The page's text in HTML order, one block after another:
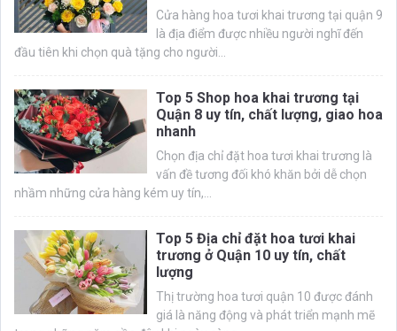
Cửa hàng hoa tươi khai trương tại quận 9
là địa điểm được nhiều người nghĩ đến
đầu tiên khi chọn quà tặng cho người...
Top 5 Shop hoa khai trương tại
Quận 8 uy tín, chất lượng, giao hoa
nhanh
Chọn địa chỉ đặt hoa tươi khai trương là
vấn đề tương đối khó khăn bởi dễ chọn
nhầm những cửa hàng kém uy tín,...
Top 5 Địa chỉ đặt hoa tươi khai
trương ở Quận 10 uy tín, chất
lượng
Thị trường hoa tươi quận 10 được đánh
giá là năng động và phát triển mạnh mẽ